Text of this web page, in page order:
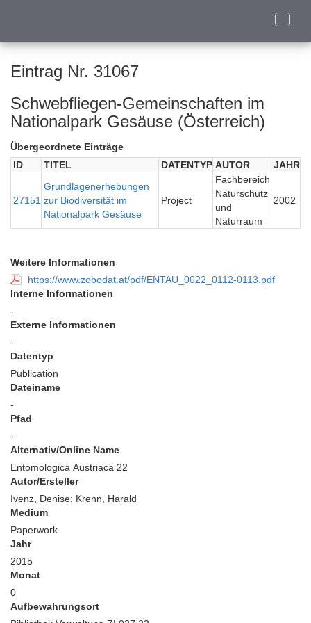
Toggle
Eintrag Nr. 31067
Schwebfliegen-Gemeinschaften im
Nationalpark Gesäuse (Österreich)
Übergeordnete Einträge
ID
TITEL DATENTYP AUTOR JAHR
27151
Grundlagenerhebungen
zur Biodiversität im
Nationalpark Gesäuse
Project
Fachbereich
Naturschutz
und
Naturraum
2002
Weitere Informationen
https://www.zobodat.at/pdf/ENTAU_0022_0112-0113.pdf
Interne Informationen
-
Externe Informationen
-
Datentyp
Publication
Dateiname
-
Pfad
-
Alternativ/Online Name
Entomologica Austriaca 22
Autor/Ersteller
Ivenz, Denise; Krenn, Harald
Medium
Paperwork
Jahr
2015
Monat
0
Aufbewahrungsort